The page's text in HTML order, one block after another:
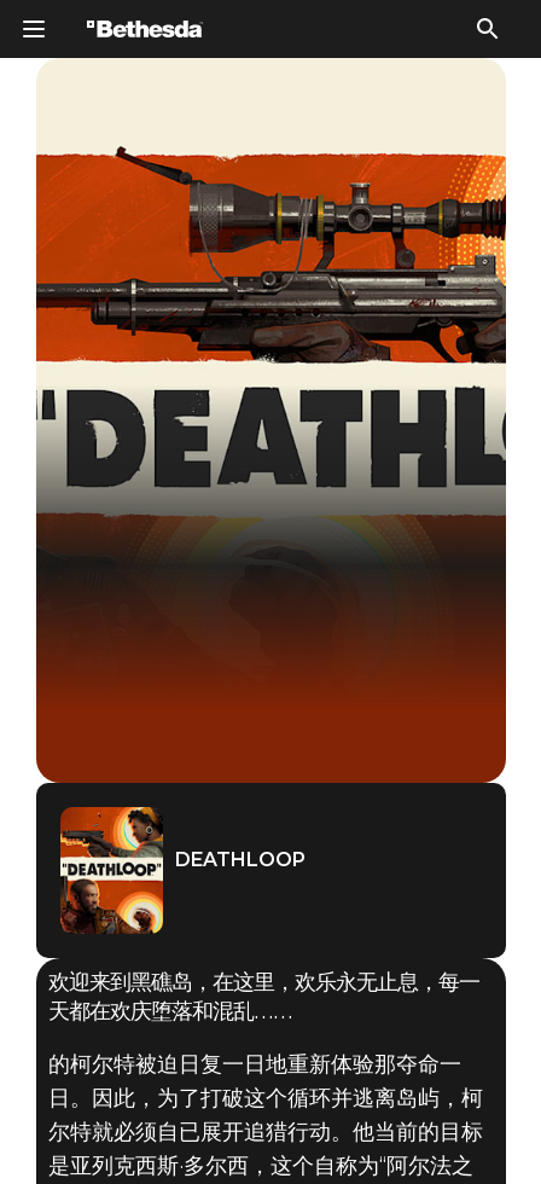
DEATHLOOP
欢迎来到黑礁岛，在这里，欢乐永无止息，每一
天都在欢庆堕落和混乱……
的柯尔特被迫日复一日地重新体验那夺命一
日。因此，为了打破这个循环并逃离岛屿，柯
尔特就必须自已展开追猎行动。他当前的目标
是亚列克西斯·多尔西，这个自称为“阿尔法之